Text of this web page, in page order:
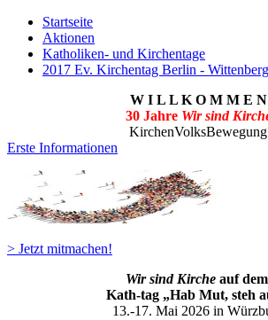
Startseite
Aktionen
Katholiken- und Kirchentage
2017 Ev. Kirchentag Berlin - Wittenberg
W I L L K O M M E N
30 Jahre Wir sind
KirchenVolksBewegung
Erste Informationen
> Jetzt mitmachen!
Wir sind Kirche auf dem
Kath-tag „Hab Mut, steh
13.-17. Mai 2026 in